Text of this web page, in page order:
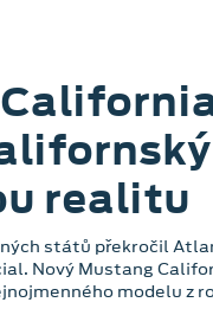
realitu
států překročil
Nový Mustang
modelu z